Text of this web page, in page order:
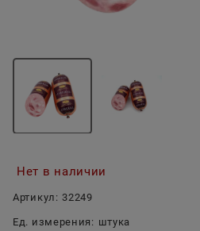
Нет в наличии
Артикул: 32249
Ед. измерения: штука